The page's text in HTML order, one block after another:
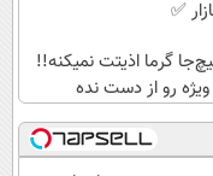
✅
گرما اذیتت نمیکنه!!
رو از دست نده